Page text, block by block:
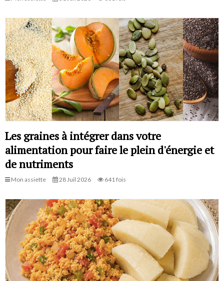
Les graines à intégrer dans votre
alimentation pour faire le plein d'énergie et
de nutriments
Mon assiette 28 Juil 2026 641 fois